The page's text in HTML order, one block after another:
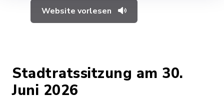
Website vorlesen
Stadtratssitzung am 30.
Juni 2026